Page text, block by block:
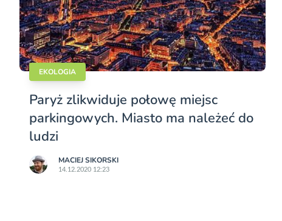
EKOLOGIA
Paryż zlikwiduje połowę miejsc
parkingowych. Miasto ma należeć do
ludzi
MACIEJ SIKORSKI
14.12.2020 12:23